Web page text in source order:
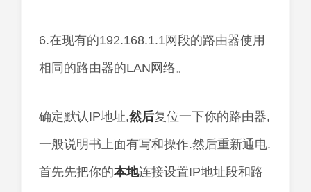
6.在现有的192.168.1.1网段的路由器使用
相同的路由器的LAN网络。
确定默认IP地址,然后复位一下你的路由器,
一般说明书上面有写和操作.然后重新通电.
首先先把你的本地连接设置IP地址段和路